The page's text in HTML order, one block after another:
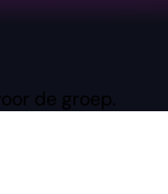
de groep.